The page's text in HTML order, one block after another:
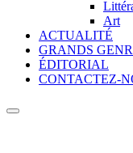
Art
ACTUALITÉ
GRANDS
ÉDITORIAL
CONTACTEZ-